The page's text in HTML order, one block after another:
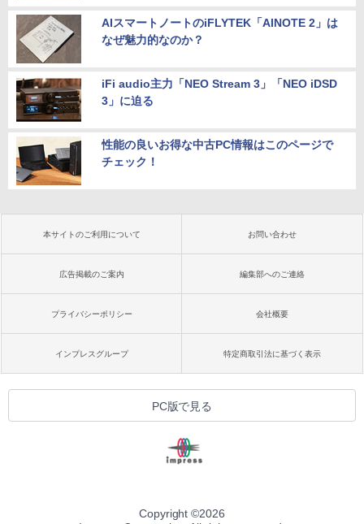
AIスマートノートのiFLYTEK「AINOTE 2」は
なぜ魅力的なのか？
iFi audio主力「NEO Stream 3」「NEO iDSD
3」に迫る
性能の良いお得な中古PC情報はこのページで
チェック！
本サイトのご利用について お問い合わせ
広告掲載のご案内 編集部へのご連絡
プライバシーポリシー 会社概要
インプレスグループ 特定商取引法に基づく表示
PC版で見る
Copyright ©2026